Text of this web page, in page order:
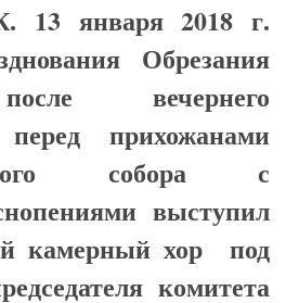
января 2018 г.
Обрезания
вечернего
перед прихожанами
собора с
выступил
камерный хор под
комитета